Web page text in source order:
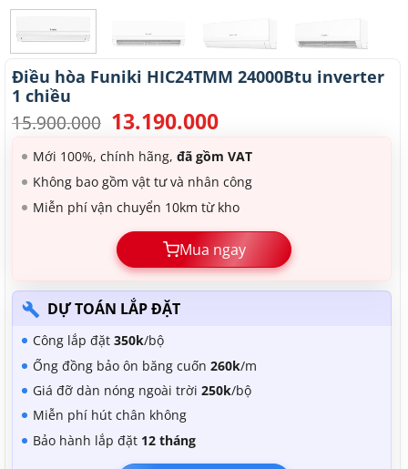
Điều hòa Funiki HIC24TMM 24000Btu inverter
1 chiều
15.900.000 Giá
gốc
là:
15.900.000.
13.190.000Giá
tại
là:
13.190.000.
Mới 100%, chính hãng, đã gồm VAT
Không bao gồm vật tư và nhân công
Miễn phí vận chuyển 10km từ kho
Mua ngay
DỰ TOÁN LẮP ĐẶT
Công lắp đặt 350k/bộ
Ống đồng bảo ôn băng cuốn 260k/m
Giá đỡ dàn nóng ngoài trời 250k/bộ
Miễn phí hút chân không
Bảo hành lắp đặt 12 tháng